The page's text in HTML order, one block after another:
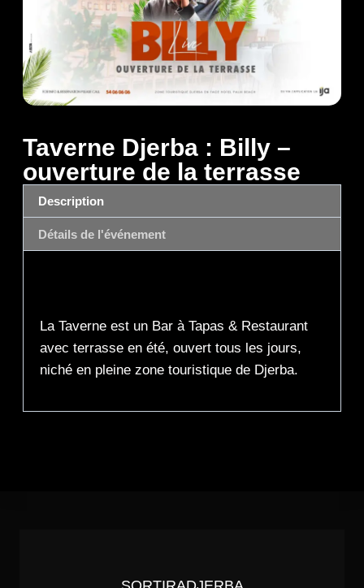
Taverne Djerba : Billy –
ouverture de la terrasse
Description
Détails de l'événement
La Taverne est un Bar à Tapas & Restaurant
avec terrasse en été, ouvert tous les jours,
niché en pleine zone touristique de Djerba.